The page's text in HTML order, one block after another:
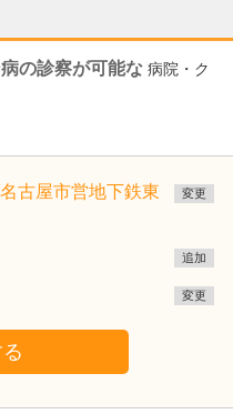
の診察が可能な 病院・ク
古屋市営地下鉄東
変更
追加
変更